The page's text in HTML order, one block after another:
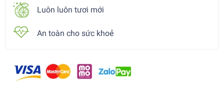
Luôn luôn tươi mới
An toàn cho sức khoẻ